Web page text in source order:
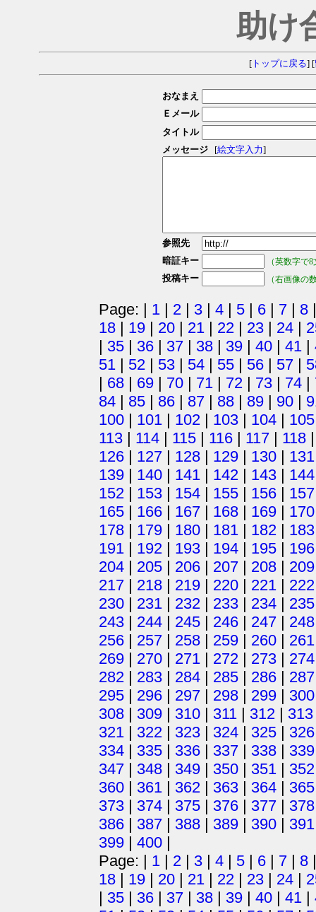
助け
[トップに戻る] [
おなまえ
Ｅメール
タイトル
メッセージ
[絵文字入力]
参照先
暗証キー
（英数字で
投稿キー （右画像の
Page: | 1 | 2 | 3 | 4 | 5 | 6 | 7 | 8
18 | 19 | 20 | 21 | 22 | 23 | 24 |
| 35 | 36 | 37 | 38 | 39 | 40 | 41 |
51 | 52 | 53 | 54 | 55 | 56 | 57 |
| 68 | 69 | 70 | 71 | 72 | 73 | 74 |
84 | 85 | 86 | 87 | 88 | 89 | 90 |
100 | 101 | 102 | 103 | 104 | 105
113 | 114 | 115 | 116 | 117 | 118
126 | 127 | 128 | 129 | 130 | 131
139 | 140 | 141 | 142 | 143 | 144
152 | 153 | 154 | 155 | 156 | 157
165 | 166 | 167 | 168 | 169 | 170
178 | 179 | 180 | 181 | 182 | 183
191 | 192 | 193 | 194 | 195 | 196
204 | 205 | 206 | 207 | 208 | 209
217 | 218 | 219 | 220 | 221 | 222
230 | 231 | 232 | 233 | 234 | 235
243 | 244 | 245 | 246 | 247 | 248
256 | 257 | 258 | 259 | 260 | 261
269 | 270 | 271 | 272 | 273 | 274
282 | 283 | 284 | 285 | 286 | 287
295 | 296 | 297 | 298 | 299 | 300
308 | 309 | 310 | 311 | 312 | 313
321 | 322 | 323 | 324 | 325 | 326
334 | 335 | 336 | 337 | 338 | 339
347 | 348 | 349 | 350 | 351 | 352
360 | 361 | 362 | 363 | 364 | 365
373 | 374 | 375 | 376 | 377 | 378
386 | 387 | 388 | 389 | 390 | 391
399 | 400 |
Page: | 1 | 2 | 3 | 4 | 5 | 6 | 7 | 8
18 | 19 | 20 | 21 | 22 | 23 | 24 |
| 35 | 36 | 37 | 38 | 39 | 40 | 41 |